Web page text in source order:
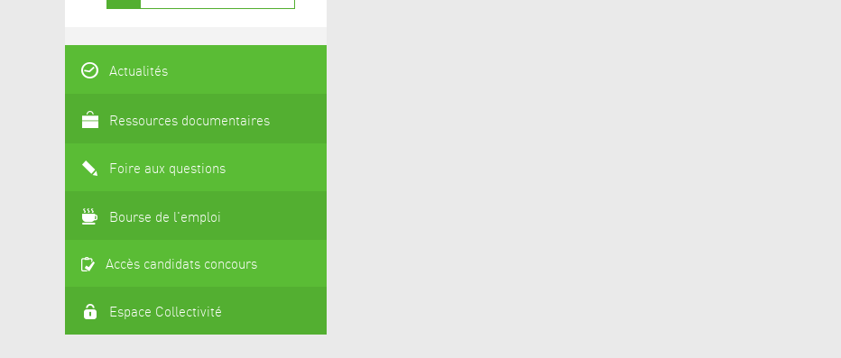
Actualités
Ressources documentaires
Foire aux questions
Bourse de l'emploi
Accès candidats concours
Espace Collectivité